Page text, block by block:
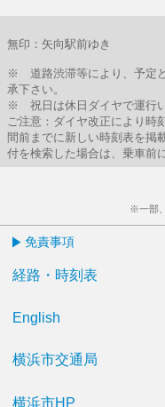
無印：矢向駅前ゆき
※ 道路渋滞等により、予定
承下さい。
※ 祝日は休日ダイヤで運行い
ご注意：ダイヤ改正により時
間前までに新しい時刻表を掲
付を検索した場合は、乗車前
※一部
免責事項
経路・時刻表
English
横浜市交通局
横浜市HP